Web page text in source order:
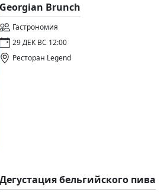
Georgian Brunch
Гастрономия
29 ДЕК ВС 12:00
Ресторан Legend
Дегустация бельгийского пива